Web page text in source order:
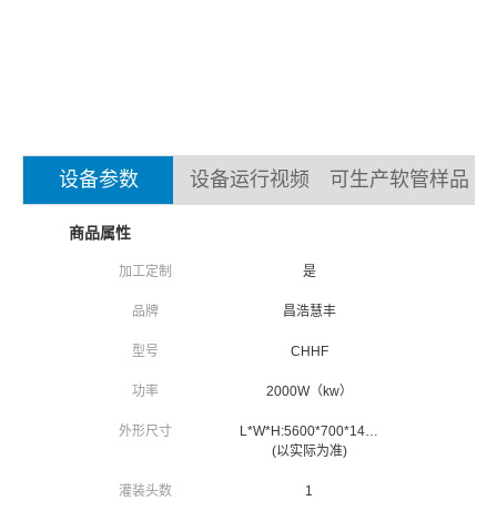
设备参数 设备运行视频 可生产软管样品
商品属性
加工定制 是
品牌 昌浩慧丰
型号 CHHF
功率 2000W（kw）
外形尺寸 L*W*H:5600*700*1400（mm)
(以实际为准)
灌装头数 1